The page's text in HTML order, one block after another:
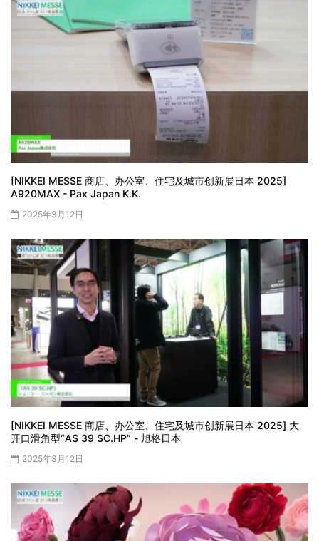
[NIKKEI MESSE 商店、办公室、住宅及城市创新展日本 2025]
A920MAX - Pax Japan K.K.
2025年3月12日
[NIKKEI MESSE 商店、办公室、住宅及城市创新展日本 2025] 大
开口滑角型“AS 39 SC.HP” - 旭格日本
2025年3月12日